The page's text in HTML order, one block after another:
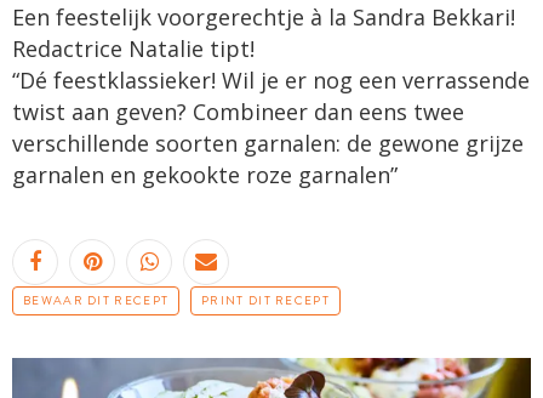
Een feestelijk voorgerechtje à la Sandra Bekkari!
Redactrice Natalie tipt!
“Dé feestklassieker! Wil je er nog een verrassende
twist aan geven? Combineer dan eens twee
verschillende soorten garnalen: de gewone grijze
garnalen en gekookte roze garnalen”
BEWAAR DIT RECEPT PRINT DIT RECEPT